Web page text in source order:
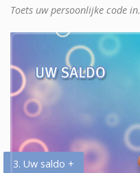
Toets uw persoonlijke code in.
3. Uw saldo +